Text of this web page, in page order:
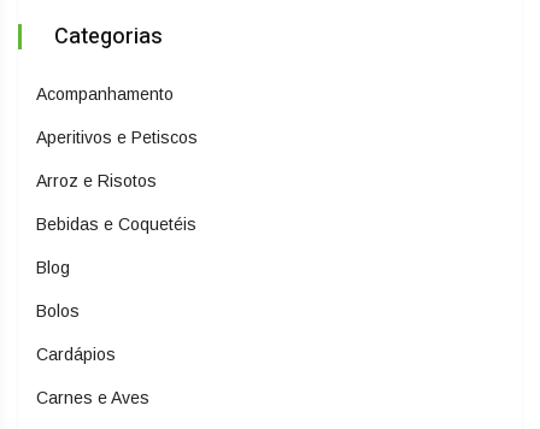
Categorias
Acompanhamento
Aperitivos e Petiscos
Arroz e Risotos
Bebidas e Coquetéis
Blog
Bolos
Cardápios
Carnes e Aves